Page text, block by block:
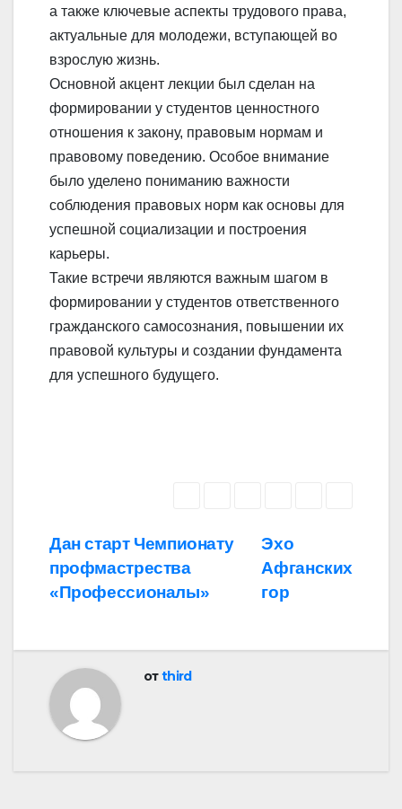
а также ключевые аспекты трудового права,
актуальные для молодежи, вступающей во
взрослую жизнь.
Основной акцент лекции был сделан на
формировании у студентов ценностного
отношения к закону, правовым нормам и
правовому поведению. Особое внимание
было уделено пониманию важности
соблюдения правовых норм как основы для
успешной социализации и построения
карьеры.
Такие встречи являются важным шагом в
формировании у студентов ответственного
гражданского самосознания, повышении их
правовой культуры и создании фундамента
для успешного будущего.
Навигация
по
Эхо
Афганских
гор
Дан старт Чемпионату
профмастрества
«Профессионалы»
отthird